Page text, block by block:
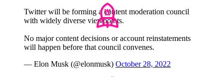
Twitter will be forming a content moderation council
with widely diverse viewpoints.
No major content decisions or account reinstatements
will happen before that council convenes.
— Elon Musk (@elonmusk) October 28, 2022